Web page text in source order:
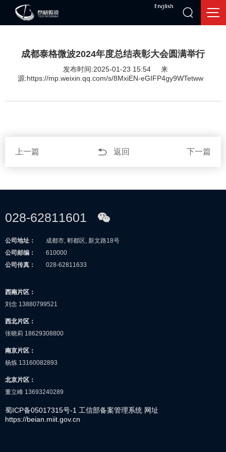
成都泰格微波2024年度总结表彰大会圆满举行
发布时间:2025-01-23 15:54
来
源:https://mp.weixin.qq.com/s/8MxiEN-eGIFP4gy9WTetww
上一篇 返回 下一篇
028-62811601
公司地址：
成都市, 郫都区, 新文路18号
公司邮编：
610000
公司传真：
028-62811633
西南片区：
刘念 13880799521
西北片区：
张晓莉 18629308800
南京片区：
杨炼 13160082893
北京片区：
董立峰 13693240289
蜀ICP备05017315号-1 工信部备案管理系统 网址
https://beian.miit.gov.cn